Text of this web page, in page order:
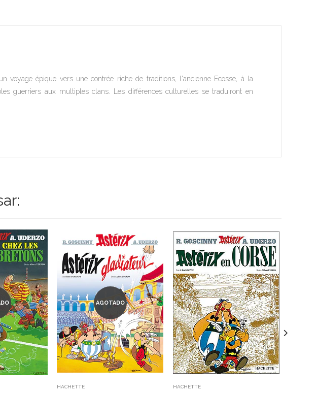
voyage épique vers une contrée riche de traditions, l'ancienne Ecosse, à la
guerriers aux multiples clans. Les différences culturelles se traduiront en
AGOTADO
HACHETTE HACHETTE